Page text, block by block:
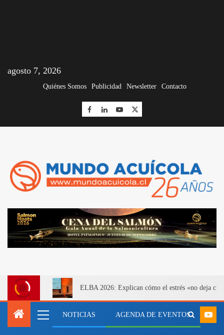
agosto 7, 2026
Quiénes Somos Publicidad Newsletter Contacto
ELBA 2026: Explican cómo el estrés «no deja
NOTICIAS AGENDA DE EVENTOS